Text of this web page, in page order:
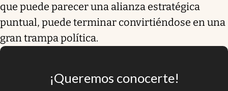
que puede parecer una alianza estratégica
puntual, puede terminar convirtiéndose en una
gran trampa política.
¡Queremos conocerte!